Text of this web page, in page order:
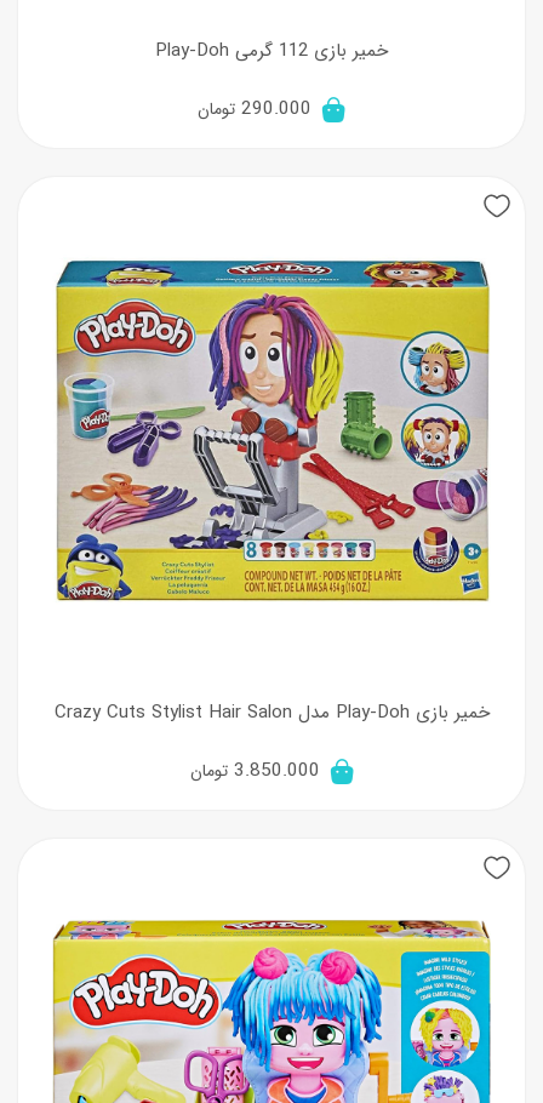
خمیر بازی 112 گرمی Play-Doh
290.000 تومان
خمیر بازی Play-Doh مدل Crazy Cuts Stylist Hair Salon
3.850.000 تومان